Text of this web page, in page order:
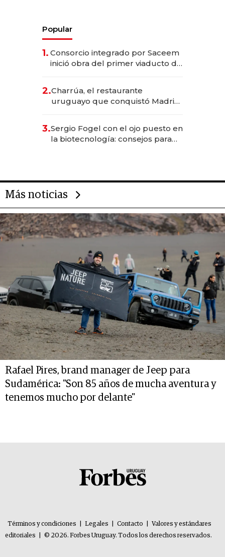
Popular
1. Consorcio integrado por Saceem
inició obra del primer viaducto de
millones
2.Charrúa, el restaurante
uruguayo que conquistó Madrid:
anticipación y prepara apertura
3.Sergio Fogel con el ojo puesto en
la biotecnología: consejos para
Más noticias
Rafael Pires, brand manager de Jeep para
Sudamérica: "Son 85 años de mucha aventura y
tenemos mucho por delante"
Términos y condiciones Legales Contacto
Valores y estándares
editoriales
© 2026. Forbes Uruguay. Todos los derechos reservados.